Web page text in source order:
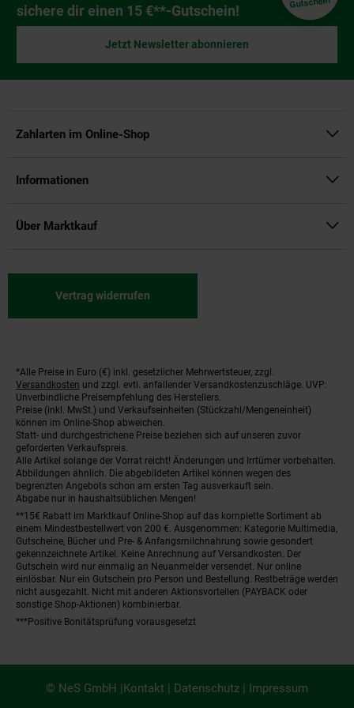
sichere dir einen 15 €**-Gutschein!
Jetzt Newsletter abonnieren
Zahlarten im Online-Shop
Informationen
Über Marktkauf
Vertrag widerrufen
Fußnoten
*Alle Preise in Euro (€) inkl. gesetzlicher Mehrwertsteuer, zzgl.
Versandkosten und zzgl. evtl. anfallender Versandkostenzuschläge. UVP:
Unverbindliche Preisempfehlung des Herstellers.
Preise (inkl. MwSt.) und Verkaufseinheiten (Stückzahl/Mengeneinheit)
können im Online-Shop abweichen.
Statt- und durchgestrichene Preise beziehen sich auf unseren zuvor
geforderten Verkaufspreis.
Alle Artikel solange der Vorrat reicht! Änderungen und Irrtümer vorbehalten.
Abbildungen ähnlich. Die abgebildeten Artikel können wegen des
begrenzten Angebots schon am ersten Tag ausverkauft sein.
Abgabe nur in haushaltsüblichen Mengen!
**15€ Rabatt im Marktkauf Online-Shop auf das komplette Sortiment ab
einem Mindestbestellwert von 200 €. Ausgenommen: Kategorie Multimedia,
Gutscheine, Bücher und Pre- & Anfangsmilchnahrung sowie gesondert
gekennzeichnete Artikel. Keine Anrechnung auf Versandkosten. Der
Gutschein wird nur einmalig an Neuanmelder versendet. Nur online
einlösbar. Nur ein Gutschein pro Person und Bestellung. Restbeträge werden
nicht ausgezahlt. Nicht mit anderen Aktionsvorteilen (PAYBACK oder
sonstige Shop-Aktionen) kombinierbar.
***Positive Bonitätsprüfung vorausgesetzt
© NeS GmbH |Kontakt | Datenschutz | Impressum